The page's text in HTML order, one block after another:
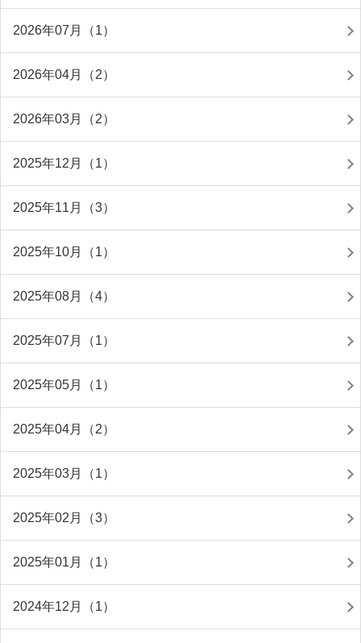
2026年07月（1）
2026年04月（2）
2026年03月（2）
2025年12月（1）
2025年11月（3）
2025年10月（1）
2025年08月（4）
2025年07月（1）
2025年05月（1）
2025年04月（2）
2025年03月（1）
2025年02月（3）
2025年01月（1）
2024年12月（1）